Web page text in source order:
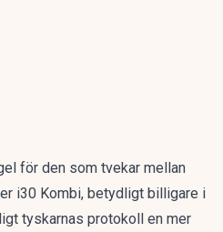
för den som tvekar mellan
i30 Kombi, betydligt billigare i
tyskarnas protokoll en mer